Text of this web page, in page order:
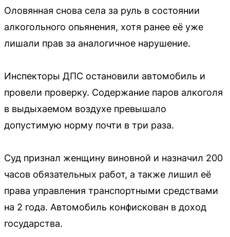
Оловянная снова села за руль в состоянии
алкогольного опьянения, хотя ранее её уже
лишали прав за аналогичное нарушение.
Инспекторы ДПС остановили автомобиль и
провели проверку. Содержание паров алкоголя
в выдыхаемом воздухе превышало
допустимую норму почти в три раза.
Суд признал женщину виновной и назначил 200
часов обязательных работ, а также лишил её
права управления транспортными средствами
на 2 года. Автомобиль конфискован в доход
государства.